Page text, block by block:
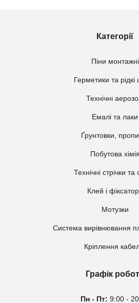
Категорії
Піни монтажні
Герметики та рідкі
Технічні
Емалі та лаки
Ґрунтовки,
Побутова хімія
Технічні стрічки та
Клей і
Мотузки
Система вирівнювання
Кріплення
Графік
Пн - Пт: 9:00 -